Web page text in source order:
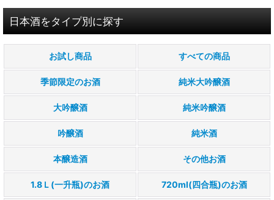
1.8Ｌ(一升瓶)
720ml(四合瓶)
小容器入り
贈り物(ギフト)
広島のお酒 香り高いタイプ
広島のお酒 軽快なめらかなタイプ
広島のお酒 コクあるタイプ
日本酒をタイプ別に探す
お試し商品 すべての商品
季節限定のお酒 純米大吟醸酒
大吟醸酒 純米吟醸酒
吟醸酒 純米酒
本醸造酒 その他お酒
1.8Ｌ(一升瓶)のお酒 720ml(四合瓶)のお酒